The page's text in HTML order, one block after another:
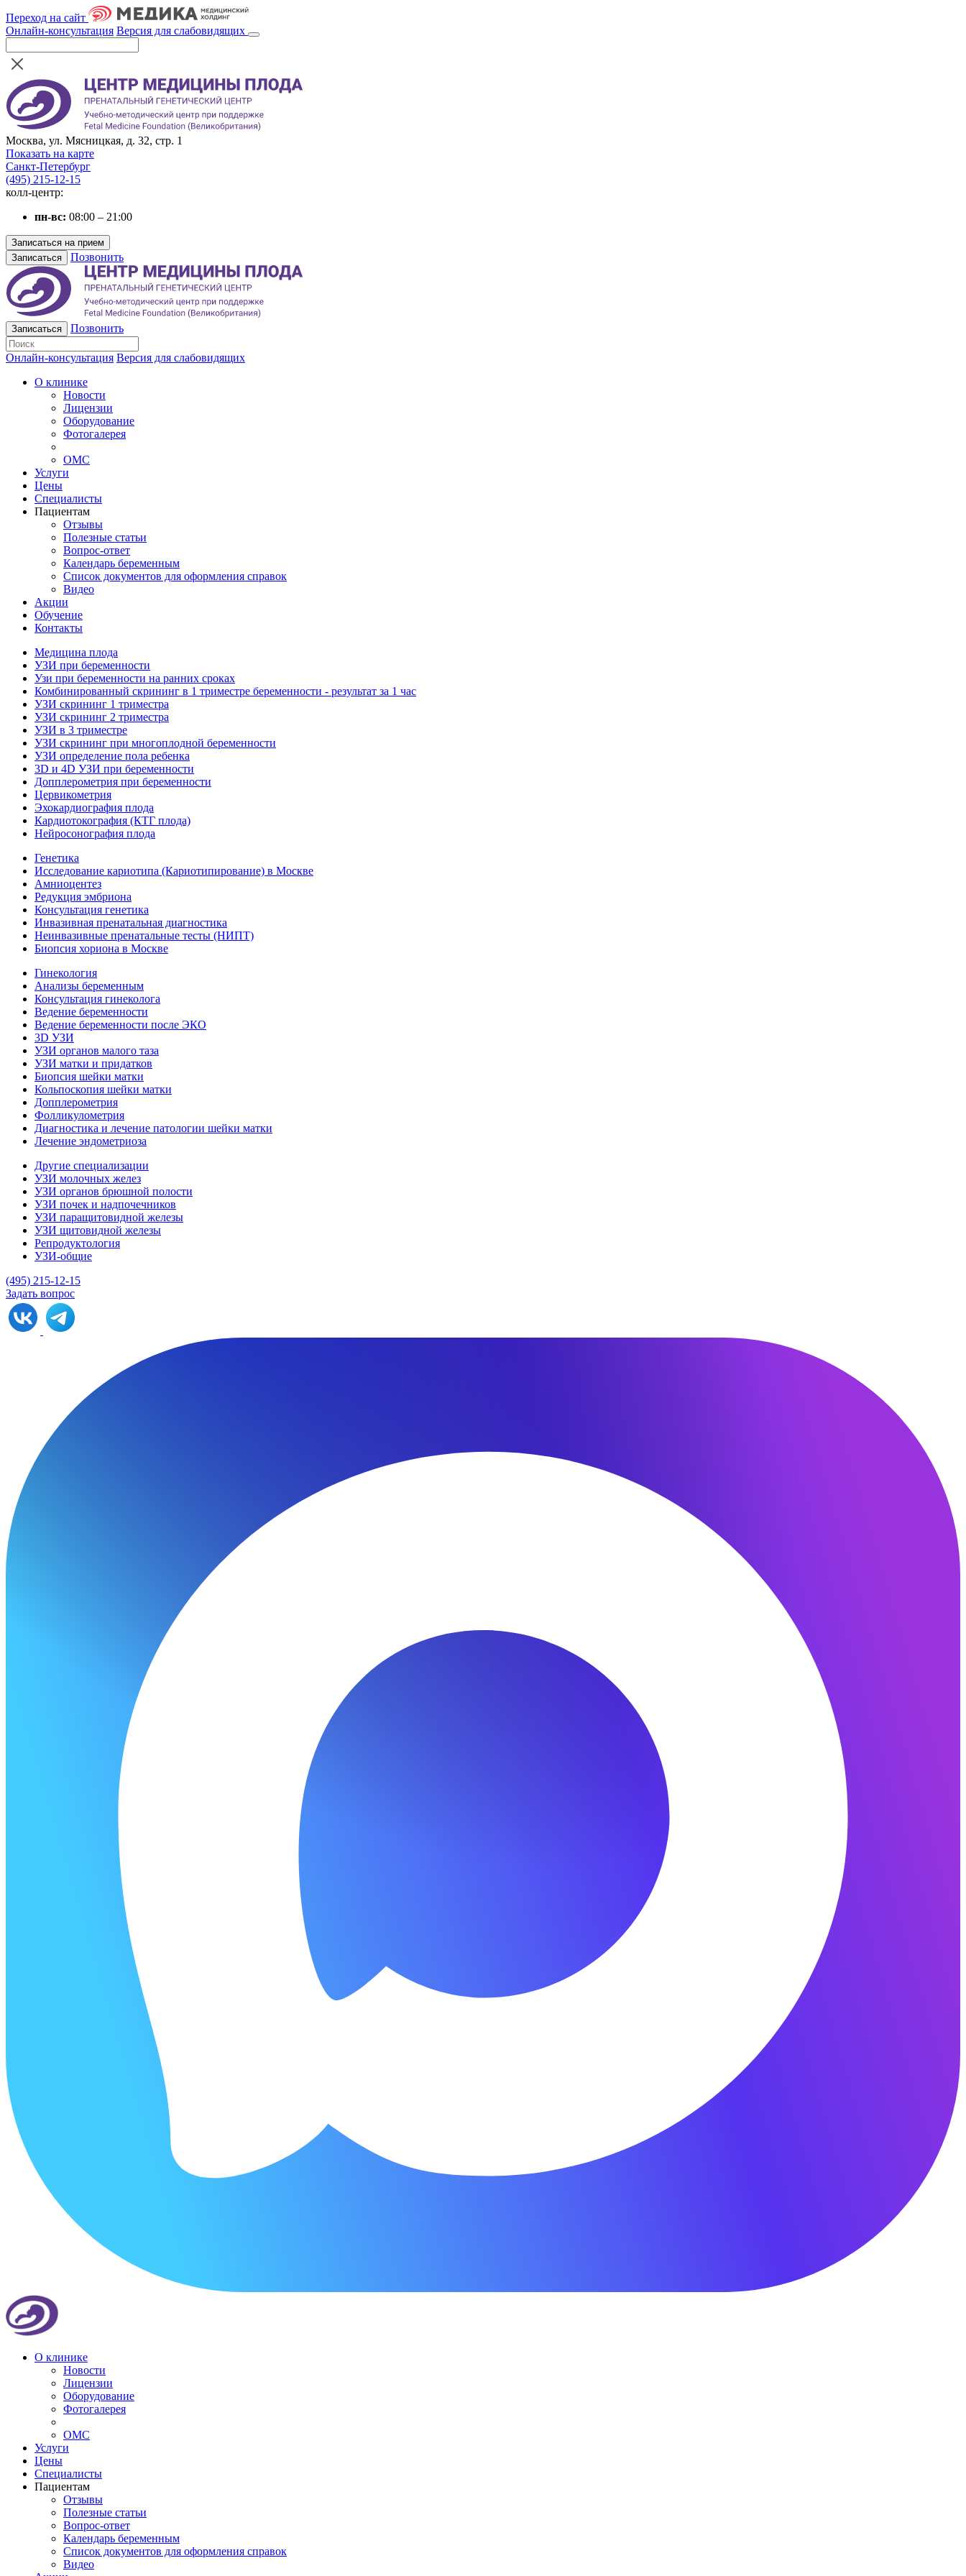
Переход на сайт
Онлайн-консультация Версия для слабовидящих
Москва, ул. Мясницкая, д. 32, стр. 1
Показать на карте
Санкт-Петербург
(495) 215-12-15
колл-центр:
пн-вс: 08:00 – 21:00
Записаться на прием
Записаться
Позвонить
Записаться Позвонить
Онлайн-консультация Версия для слабовидящих
О клинике
Новости
Лицензии
Оборудование
Фотогалерея
ОМС
Услуги
Цены
Специалисты
Пациентам
Отзывы
Полезные статьи
Вопрос-ответ
Календарь беременным
Список документов для оформления справок
Видео
Акции
Обучение
Контакты
Медицина плода
УЗИ при беременности
Узи при беременности на ранних сроках
Комбинированный скрининг в 1 триместре беременности - результат за 1 час
УЗИ скрининг 1 триместра
УЗИ скрининг 2 триместра
УЗИ в 3 триместре
УЗИ скрининг при многоплодной беременности
УЗИ определение пола ребенка
3D и 4D УЗИ при беременности
Допплерометрия при беременности
Цервикометрия
Эхокардиография плода
Кардиотокография (КТГ плода)
Нейросонография плода
Генетика
Исследование кариотипа (Кариотипирование) в Москве
Амниоцентез
Редукция эмбриона
Консультация генетика
Инвазивная пренатальная диагностика
Неинвазивные пренатальные тесты (НИПТ)
Биопсия хориона в Москве
Гинекология
Анализы беременным
Консультация гинеколога
Ведение беременности
Ведение беременности после ЭКО
3D УЗИ
УЗИ органов малого таза
УЗИ матки и придатков
Биопсия шейки матки
Кольпоскопия шейки матки
Допплерометрия
Фолликулометрия
Диагностика и лечение патологии шейки матки
Лечение эндометриоза
Другие специализации
УЗИ молочных желез
УЗИ органов брюшной полости
УЗИ почек и надпочечников
УЗИ паращитовидной железы
УЗИ щитовидной железы
Репродуктология
УЗИ-общие
(495) 215-12-15
Задать вопрос
О клинике
Новости
Лицензии
Оборудование
Фотогалерея
ОМС
Услуги
Цены
Специалисты
Пациентам
Отзывы
Полезные статьи
Вопрос-ответ
Календарь беременным
Список документов для оформления справок
Видео